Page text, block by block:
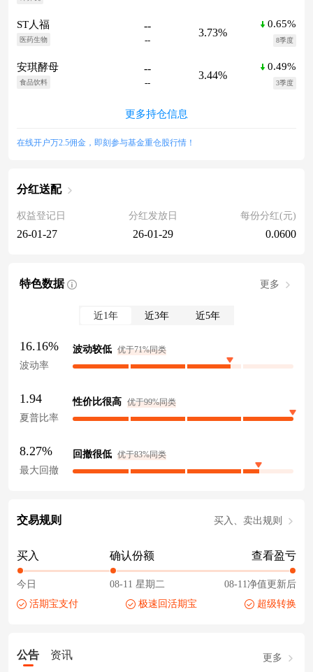
ST人福
医药生物
--
--
3.73%
0.65%
8季度
安琪酵母
食品饮料
--
--
3.44%
0.49%
3季度
更多持仓信息
在线开户万2.5佣金，即刻参与基金重仓股行情！
分红送配
权益登记日
26-01-27
分红发放日
26-01-29
每份分红(元)
0.0600
特色数据 更多
近1年 近3年 近5年
16.16%
波动率
波动较低 优于71%同类
1.94
夏普比率
性价比很高 优于99%同类
8.27%
最大回撤
回撤很低 优于83%同类
交易规则 买入、卖出规则
买入
今日
确认份额
08-11 星期二
查看盈亏
08-11净值更新后
活期宝支付
极速回活期宝 超级转换
公告 资讯 更多